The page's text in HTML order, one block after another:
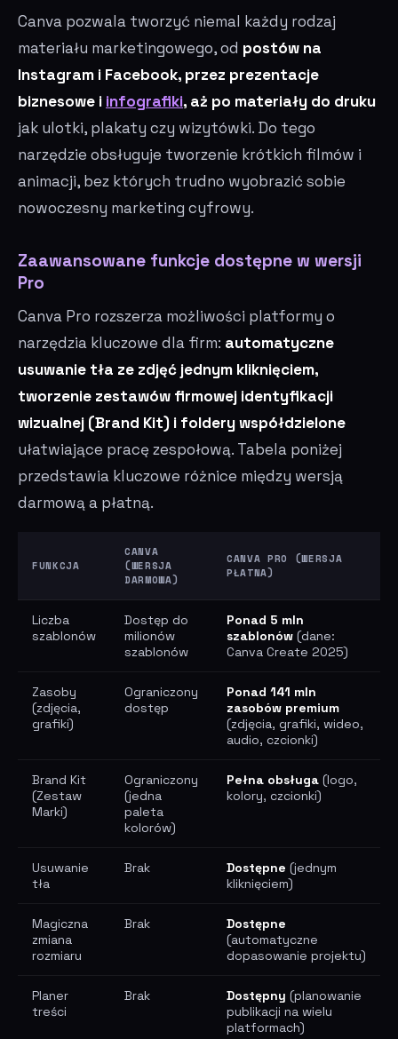
Canva pozwala tworzyć niemal każdy rodzaj
materiału marketingowego, od postów na
Instagram i Facebook, przez prezentacje
biznesowe i infografiki, aż po materiały do druku
jak ulotki, plakaty czy wizytówki. Do tego
narzędzie obsługuje tworzenie krótkich filmów i
animacji, bez których trudno wyobrazić sobie
nowoczesny marketing cyfrowy.
Zaawansowane funkcje dostępne w wersji
Pro
Canva Pro rozszerza możliwości platformy o
narzędzia kluczowe dla firm: automatyczne
usuwanie tła ze zdjęć jednym kliknięciem,
tworzenie zestawów firmowej identyfikacji
wizualnej (Brand Kit) i foldery współdzielone
ułatwiające pracę zespołową. Tabela poniżej
przedstawia kluczowe różnice między wersją
darmową a płatną.
FUNKCJA
CANVA
(WERSJA
DARMOWA)
CANVA PRO (WERSJA
PŁATNA)
Liczba
szablonów
Dostęp do
milionów
szablonów
Ponad 5 mln
szablonów (dane:
Canva Create 2025)
Zasoby
(zdjęcia,
grafiki)
Ograniczony
dostęp
Ponad 141 mln
zasobów premium
(zdjęcia, grafiki, wideo,
audio, czcionki)
Brand Kit
(Zestaw
Marki)
Ograniczony
(jedna
paleta
kolorów)
Pełna obsługa (logo,
kolory, czcionki)
Usuwanie
tła
Brak Dostępne (jednym
kliknięciem)
Magiczna
zmiana
rozmiaru
Brak
Dostępne
(automatyczne
dopasowanie projektu)
Planer
treści
Brak Dostępny (planowanie
publikacji na wielu
platformach)